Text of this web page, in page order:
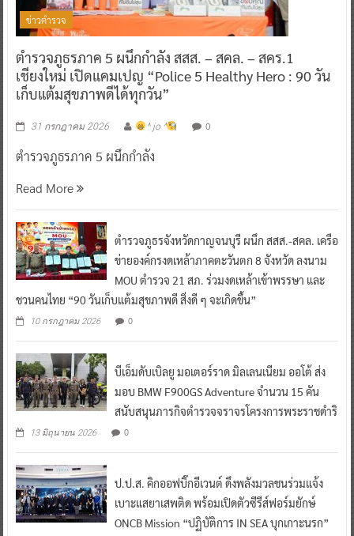
ข่าวตำรวจ
ตำรวจภูธรภาค 5 ผนึกกำลัง สสส. – สคล. – สคร.1
เชียงใหม่ เปิดแคมเปญ “Police 5 Healthy Hero : 90 วัน
เก็บแต้มสุขภาพดีได้ทุกวัน”
31 กรกฎาคม 2026 ^ jo ^ 0
ตำรวจภูธรภาค 5 ผนึกกำลัง
Read More
ตำรวจภูธรจังหวัดกาญจนบุรี ผนึก สสส.-สคล. เครือ
ข่ายองค์กรงดเหล้าภาคตะวันตก 8 จังหวัด ลงนาม
MOU ตำรวจ 21 สภ. ร่วมงดเหล้าเข้าพรรษา และ
ชวนคนไทย “90 วันเก็บแต้มสุขภาพดี สิ่งดี ๆ จะเกิดขึ้น”
10 กรกฎาคม 2026 0
บีเอ็มดับเบิลยู มอเตอร์ราด มิลเลนเนียม ออโต้ ส่ง
มอบ BMW F900GS Adventure จำนวน 15 คัน
สนับสนุนภารกิจตำรวจจราจรโครงการพระราชดำริ
13 มิถุนายน 2026 0
ป.ป.ส. คิกออฟบิ๊กอีเวนต์ ดึงพลังมวลชนร่วมแจ้ง
เบาะแสยาเสพติด พร้อมเปิดตัวซีรีส์ฟอร์มยักษ์
ONCB Mission “ปฏิบัติการ IN SEA บุกเกาะนรก”